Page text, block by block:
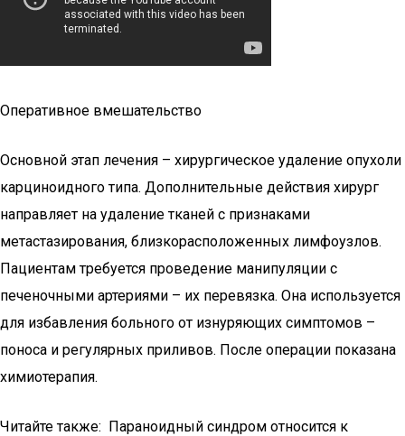
Оперативное вмешательство
Основной этап лечения – хирургическое удаление опухоли
карциноидного типа. Дополнительные действия хирург
направляет на удаление тканей с признаками
метастазирования, близкорасположенных лимфоузлов.
Пациентам требуется проведение манипуляции с
печеночными артериями – их перевязка. Она используется
для избавления больного от изнуряющих симптомов –
поноса и регулярных приливов. После операции показана
химиотерапия.
Читайте также: Параноидный синдром относится к